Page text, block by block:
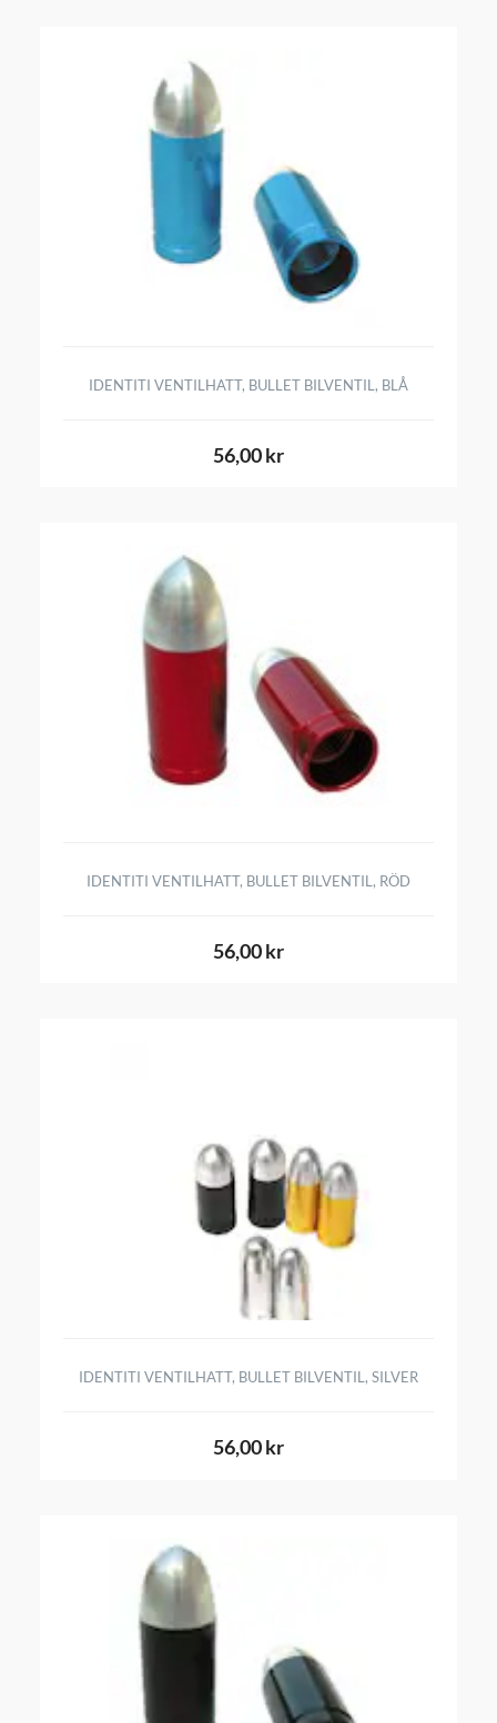
IDENTITI VENTILHATT, BULLET BILVENTIL, BLÅ
56,00 kr
IDENTITI VENTILHATT, BULLET BILVENTIL, RÖD
56,00 kr
IDENTITI VENTILHATT, BULLET BILVENTIL, SILVER
56,00 kr